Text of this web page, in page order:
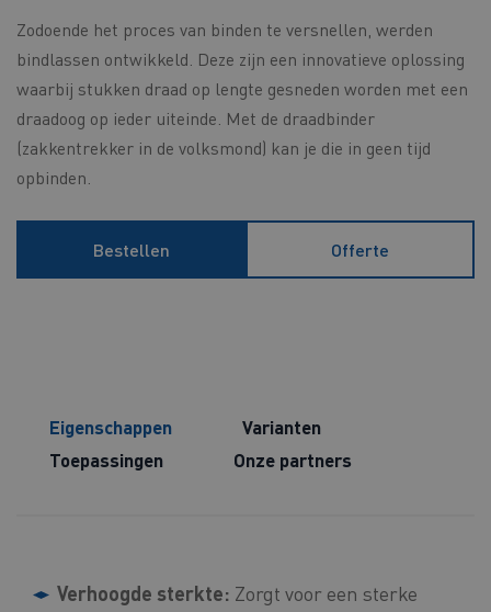
Zodoende het proces van binden te versnellen, werden
bindlassen ontwikkeld. Deze zijn een innovatieve oplossing
waarbij stukken draad op lengte gesneden worden met een
draadoog op ieder uiteinde. Met de draadbinder
(zakkentrekker in de volksmond) kan je die in geen tijd
opbinden.
Bestellen Offerte
Eigenschappen
Varianten
Toepassingen
Onze partners
Verhoogde sterkte: Zorgt voor een sterke